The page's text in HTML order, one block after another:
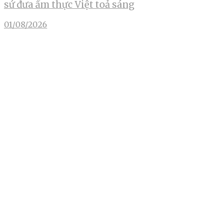
sứ đưa ẩm thực Việt toả sáng
01/08/2026